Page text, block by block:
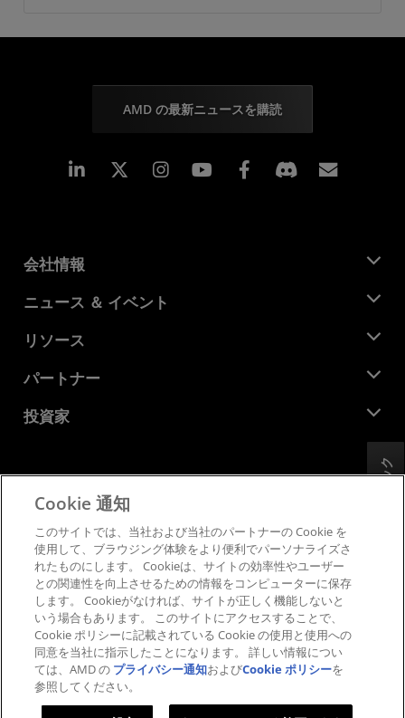
フィードバック
AMD の最新ニュースを購読
Linkedin Instagram Facebook
会社情報
AMD について
企業責任
キャリア
お問い合わせ
ニュース ＆ イベント
ニュースルーム
メディア ライブラリ
リソース
デベロッパー セントラル
ケース スタディ
パートナー
AMD パートナー ハブ
投資家
財務情報
取締役会
SEC 提出書類
プライバシー
商標
サプライ チェーンの透明性
公正でオープンな競争
英国税務戦略
Cookie ポリシー
Cookie の設定
Cookie 通知
このサイトでは、当社および当社のパートナーの Cookie を
使用して、ブラウジング体験をより便利でパーソナライズさ
れたものにします。 Cookieは、サイトの効率性やユーザー
との関連性を向上させるための情報をコンピューターに保存
します。 Cookieがなければ、サイトが正しく機能しないと
いう場合もあります。 このサイトにアクセスすることで、
Cookie ポリシーに記載されている Cookie の使用と使用への
同意を当社に指示したことになります。 詳しい情報につい
ては、AMD の プライバシー通知およびCookie ポリシーを
参照してください。